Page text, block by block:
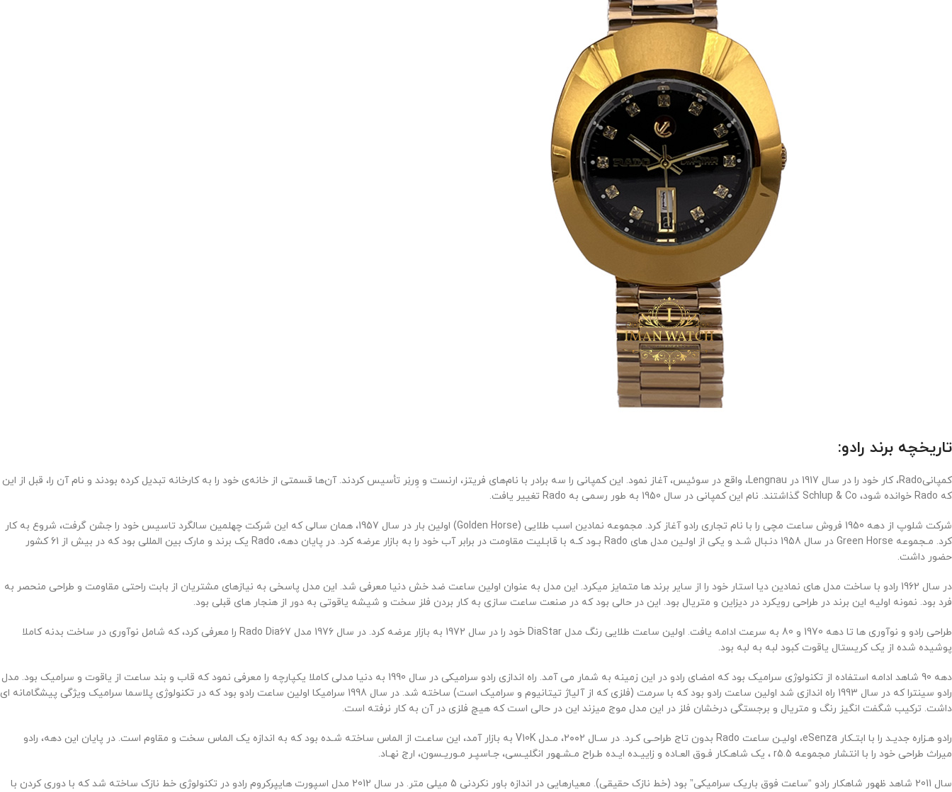
تاریخچه برند رادو:
کمپانیRado، کار خود را در سال 1917 در Lengnau، واقع در سوئیس، آغاز نمود. این کمپانی را سه برادر با نام‌‌های فریتز، ارنست و وِرنِر تأسیس کردند. آن‌‌ها قسمتی از خانه‌‌ی خود را به کارخانه تبدیل کرده بودند و نام آن را، قبل از این
که Rado خوانده شود، Schlup & Co گذاشتند. نام این کمپانی در سال 1950 به طور رسمی به Rado تغییر یافت.
شركت شلوپ از دهه 1950 فروش ساعت مچی را با نام تجاری رادو آغاز كرد. مجموعه نمادین اسب طلایی (Golden Horse) اولین بار در سال 1957، همان سالی که این شرکت چهلمین سالگرد تاسیس خود را جشن گرفت، شروع به کار
کرد. مـجموعه Green Horse در سال 1958 دنـبال شـد و یکی از اولـین مدل های Rado بـود کـه با قابـلیت مقاومت در برابر آب خود را به بازار عرضه کرد. در پایان دهه، Rado یک برند و مارک بین المللی بود که در بیش از 61 کشور
حضور داشت.
در سال 1962 رادو با ساخت مدل های نمادین دیا استار خود را از سایر برند ها متمایز میکرد. این مدل به عنوان اولین ساعت ضد خش دنیا معرفی شد. این مدل پاسخی به نیازهای مشتریان از بابت راحتی مقاومت و طراحی منحصر به
فرد بود. نمونه اولیه این برند در طراحی رویکرد در دیزاین و متریال بود. این در حالی بود که در صنعت ساعت سازی به کار بردن فلز سخت و شیشه یاقوتی به دور از هنجار های قبلی بود.
طراحی رادو و نوآوری ها تا دهه 1970 و 80 به سرعت ادامه یافت. اولین ساعت طلایی رنگ مدل DiaStar خود را در سال 1972 به بازار عرضه کرد. در سال 1976 مدل Rado Dia67 را معرفی کرد، که شامل نوآوری در ساخت بدنه کاملا
پوشیده شده از یک کریستال یاقوت کبود لبه به لبه بود.
دهه 90 شاهد ادامه استفاده از تکنولوژی سرامیک بود که امضای رادو در این زمینه به شمار می آمد. راه اندازی رادو سرامیکی در سال 1990 به دنیا مدلی کاملا یکپارچه را معرفی نمود که قاب و بند ساعت از یاقوت و سرامیک بود. مدل
رادو سینترا که در سال 1993 راه اندازی شد اولین ساعت رادو بود که با سرمت (فلزی که از آلیاژ تیتانیوم و سرامیک است) ساخته شد. در سال 1998 سرامیکا اولین ساعت رادو بود که در تکنولوژی پلاسما سرامیک ویژگی پیشگامانه ای
داشت. ترکیب شگفت انگیز رنگ و متریال و برجستگی درخشان فلز در این مدل موج میزند این در حالی است که هیچ فلزی در آن به کار نرفته است.
رادو هـزاره جدیـد را با ابتـکار eSenza، اولیـن ساعت Rado بدون تاج طراحـی کـرد. در سـال ۲۰۰۲، مـدل V10K به بازار آمد، این ساعـت از الماس ساخته شـده بود که به اندازه یک الماس سخت و مقاوم است. در پایان این دهه، رادو
میراث طراحی خود را با انتشار مجموعه r5.5 ، یک شاهـکار فـوق العـاده و زاییـده ایـده طـراح مـشـهور انگلیـسی، جـاسپـر مـوریـسون، ارج نهـاد.
سال 2011 شاهد ظهور شاهکار رادو “ساعت فوق باریک سرامیکی” بود (خط نازک حقیقی). معیارهایی در اندازه باور نکردنی 5 میلی متر. در سال 2012 مدل اسپورت هایپرکروم رادو در تکنولوژی خط نازک ساخته شد که با دوری کردن با